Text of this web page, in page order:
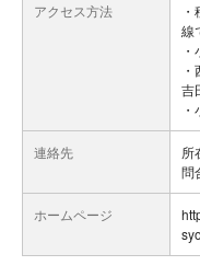
アクセス方法
線
吉
連絡先
所
問
ホームページ